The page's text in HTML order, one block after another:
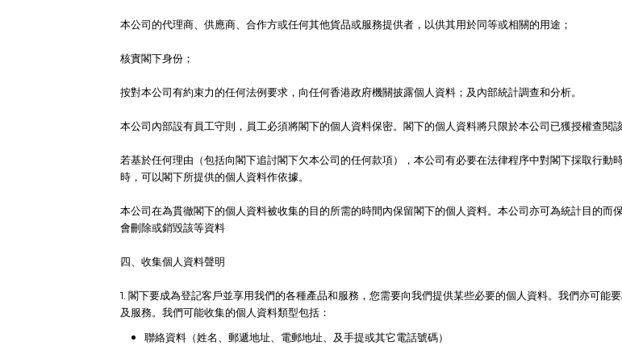
本公司的代理商、供應商、合作方或任何其他貨品或服務提供者，以供其用於同等或相關的用途；
核實閣下身份；
按對本公司有約束力的任何法例要求，向任何香港政府機關披露個人資料；及內部統計調查和分析。
本公司內部設有員工守則，員工必須將閣下的個人資料保密。閣下的個人資料將只限於本公司已獲授權查閱
若基於任何理由（包括向閣下追討閣下欠本公司的任何款項），本公司有必要在法律程序中對閣下採取行
時，可以閣下所提供的個人資料作依據。
本公司在為貫徹閣下的個人資料被收集的目的所需的時間內保留閣下的個人資料。本公司亦可為統計目的
會刪除或銷毀該等資料
四、收集個人資料聲明
1. 閣下要成為登記客戶並享用我們的各種產品和服務， 您需要向我們提供某些必要的個人資料。我們亦可能
及服務。我們可能收集的個人資料類型包括：
聯絡資料（姓名、郵遞地址、電郵地址、及手提或其它電話號碼）